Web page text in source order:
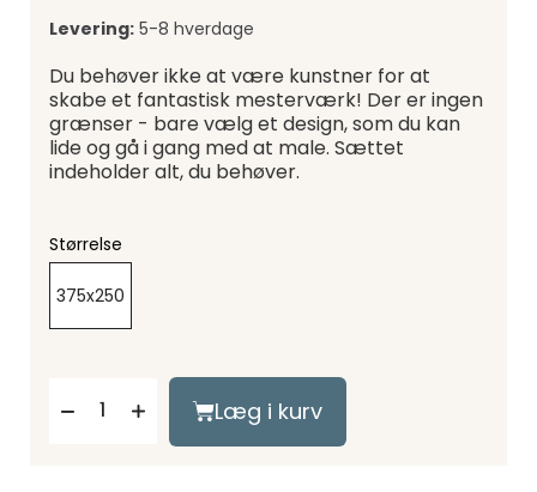
Levering: 5-8 hverdage
Du behøver ikke at være kunstner for at
skabe et fantastisk mesterværk! Der er ingen
grænser - bare vælg et design, som du kan
lide og gå i gang med at male. Sættet
indeholder alt, du behøver.
Størrelse
375x250
Læg i kurv